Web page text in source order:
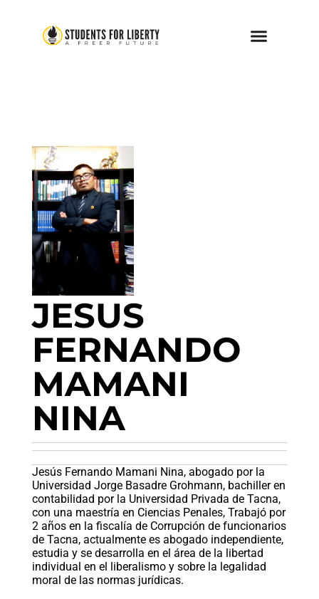
JESUS
FERNANDO
MAMANI
NINA
Jesús Fernando Mamani Nina, abogado por la
Universidad Jorge Basadre Grohmann, bachiller en
contabilidad por la Universidad Privada de Tacna,
con una maestría en Ciencias Penales, Trabajó por
2 años en la fiscalía de Corrupción de funcionarios
de Tacna, actualmente es abogado independiente,
estudia y se desarrolla en el área de la libertad
individual en el liberalismo y sobre la legalidad
moral de las normas jurídicas.